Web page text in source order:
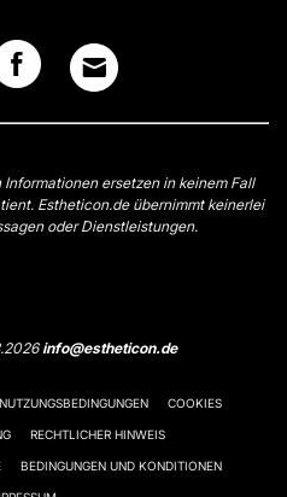
ersetzen in keinem Fall
Estheticon.de übernimmt keinerlei
oder Dienstleistungen.
info@estheticon.de
NUTZUNGSBEDINGUNGEN COOKIES
RECHTLICHER HINWEIS
BEDINGUNGEN UND KONDITIONEN